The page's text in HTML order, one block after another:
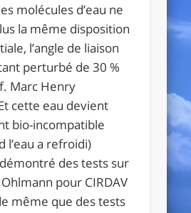
molécules d’eau ne
la même disposition
l’angle de liaison
perturbé de 30 %
Marc Henry
cette eau devient
bio-incompatible
l’eau a refroidi)
des tests sur
pour CIRDAV
même que des tests